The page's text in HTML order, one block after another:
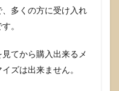
多くの方に受け入れ
。
てから購入出来るメ
ズは出来ません。